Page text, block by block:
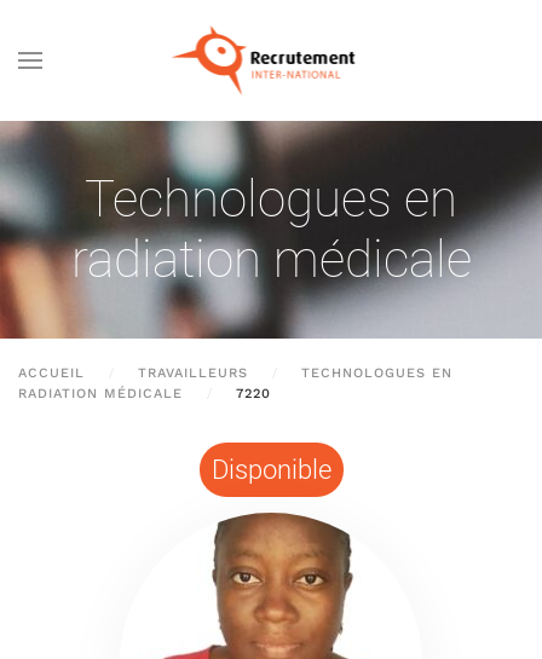
Passer au contenu principal
Technologues en
radiation médicale
ACCUEIL TRAVAILLEURS
TECHNOLOGUES EN
RADIATION MÉDICALE
7220
Disponible